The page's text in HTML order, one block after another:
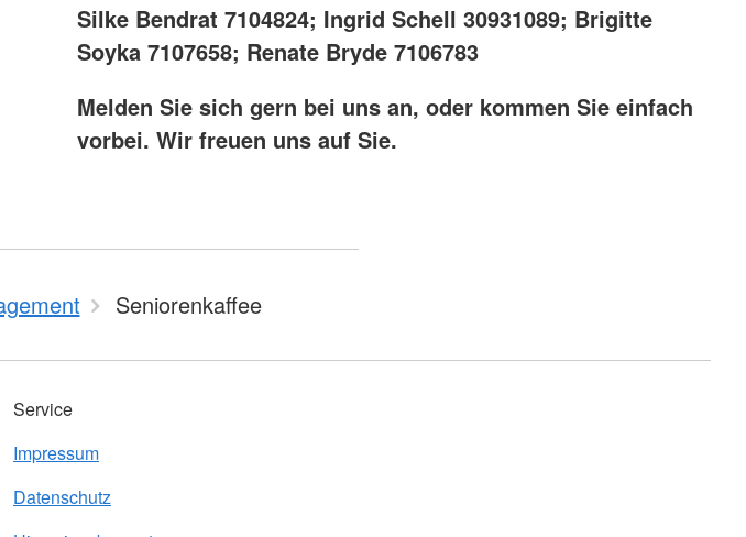
Silke Bendrat 7104824; Ingrid Schell 30931089; Brigitte
Soyka 7107658; Renate Bryde 7106783
Melden Sie sich gern bei uns an, oder kommen Sie einfach
vorbei. Wir freuen uns auf Sie.
Seniorenkaffee
Service
Impressum
Datenschutz